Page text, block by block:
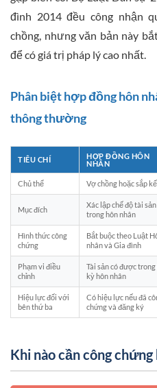
đình 2014 đều công nhận
chồng, nhưng văn bản này
để có giá trị pháp lý cao nhất.
Phân biệt hợp đồng hôn
thông thường
TIÊU CHÍ
HỢP ĐỒNG HÔN
NHÂN
Chủ thể Vợ chồng hoặc sắp
Mục đích
Xác lập chế độ tài sản
trong hôn nhân
Hình thức công
chứng
Bắt buộc theo Luật
nhân và Gia đình
Phạm vi điều
chỉnh
Tài sản có được
kỳ hôn nhân
Hiệu lực đối với
bên thứ ba
Có hiệu lực nếu đã
chứng và đăng ký
Khi nào cần công